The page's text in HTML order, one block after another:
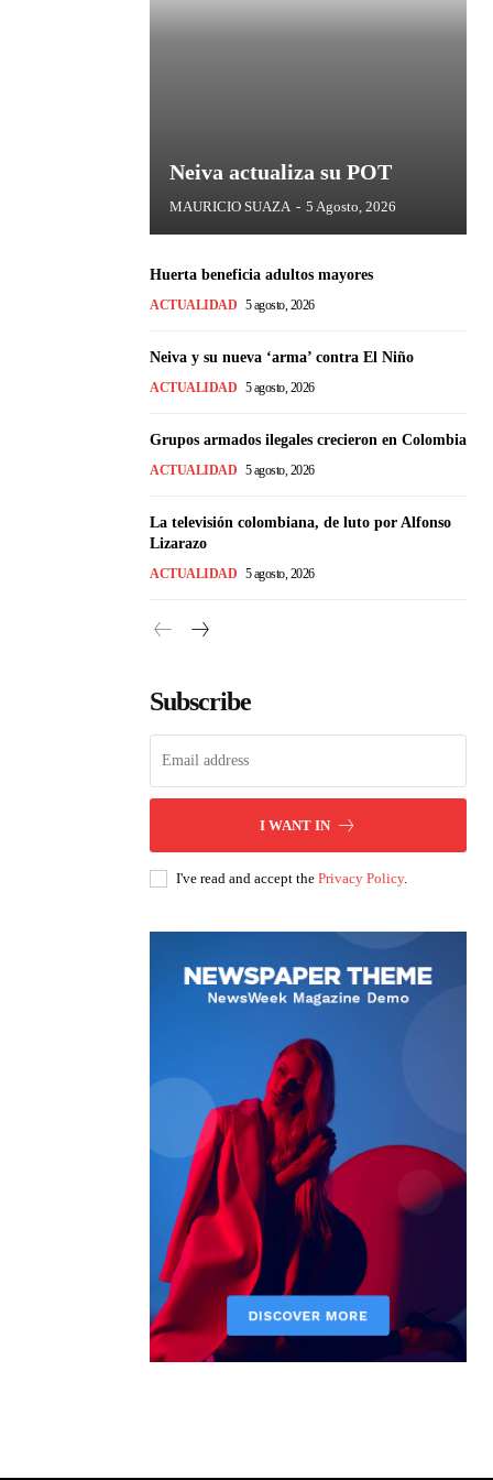
Neiva actualiza su POT
MAURICIO SUAZA - 5 Agosto, 2026
Huerta beneficia adultos mayores
ACTUALIDAD 5 agosto, 2026
Neiva y su nueva ‘arma’ contra El Niño
ACTUALIDAD 5 agosto, 2026
Grupos armados ilegales crecieron en Colombia
ACTUALIDAD 5 agosto, 2026
La televisión colombiana, de luto por Alfonso
Lizarazo
ACTUALIDAD 5 agosto, 2026
Subscribe
I WANT IN
I've read and accept the Privacy Policy.